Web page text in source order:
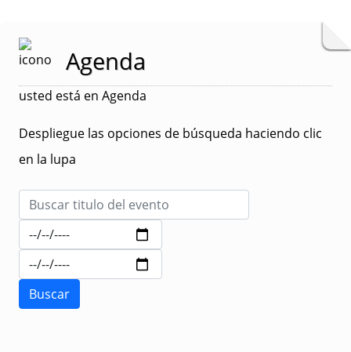
Agenda
usted está en Agenda
Despliegue las opciones de búsqueda haciendo clic
en la lupa